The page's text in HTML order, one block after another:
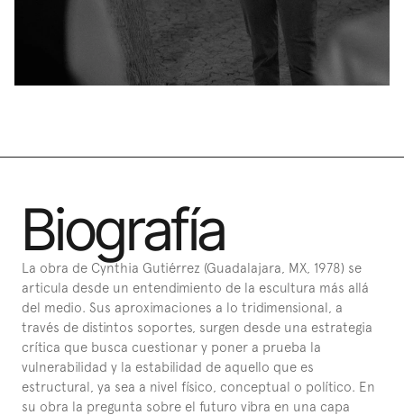
Biografía
La obra de Cynthia Gutiérrez (Guadalajara, MX, 1978) se
articula desde un entendimiento de la escultura más allá
del medio. Sus aproximaciones a lo tridimensional, a
través de distintos soportes, surgen desde una estrategia
crítica que busca cuestionar y poner a prueba la
vulnerabilidad y la estabilidad de aquello que es
estructural, ya sea a nivel físico, conceptual o político. En
su obra la pregunta sobre el futuro vibra en una capa